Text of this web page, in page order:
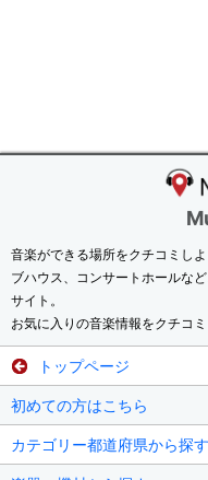
音楽ができる場所をクチコミし
ブハウス、コンサートホールな
サイト。
お気に入りの音楽情報をクチコミ
トップページ
初めての方はこちら
カテゴリー都道府県から探す